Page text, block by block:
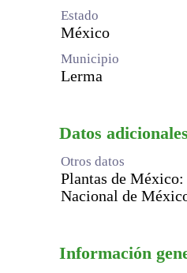
Estado
México
Municipio
Lerma
Datos
Otros datos
Plantas de
Nacional de
Información